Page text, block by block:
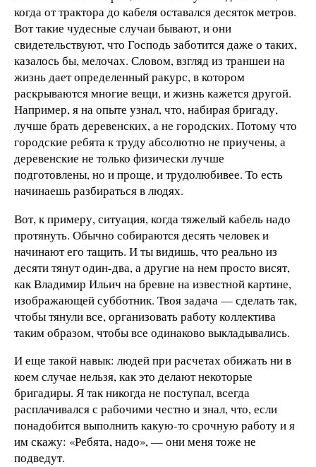
когда от трактора до кабеля оставался десяток метров.
Вот такие чудесные случаи бывают, и они
свидетельствуют, что Господь заботится даже о таких,
казалось бы, мелочах. Словом, взгляд из траншеи на
жизнь дает определенный ракурс, в котором
раскрываются многие вещи, и жизнь кажется другой.
Например, я на опыте узнал, что, набирая бригаду,
лучше брать деревенских, а не городских. Потому что
городские ребята к труду абсолютно не приучены, а
деревенские не только физически лучше
подготовлены, но и проще, и трудолюбивее. То есть
начинаешь разбираться в людях.
Вот, к примеру, ситуация, когда тяжелый кабель надо
протянуть. Обычно собираются десять человек и
начинают его тащить. И ты видишь, что реально из
десяти тянут один-два, а другие на нем просто висят,
как Владимир Ильич на бревне на известной картине,
изображающей субботник. Твоя задача — сделать так,
чтобы тянули все, организовать работу коллектива
таким образом, чтобы все одинаково выкладывались.
И еще такой навык: людей при расчетах обижать ни в
коем случае нельзя, как это делают некоторые
бригадиры. Я так никогда не поступал, всегда
расплачивался с рабочими честно и знал, что, если
понадобится выполнить какую-то срочную работу и я
им скажу: «Ребята, надо», — они меня тоже не
подведут.